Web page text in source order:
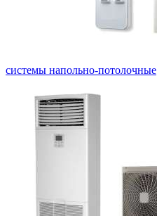
системы напольно-потолочные